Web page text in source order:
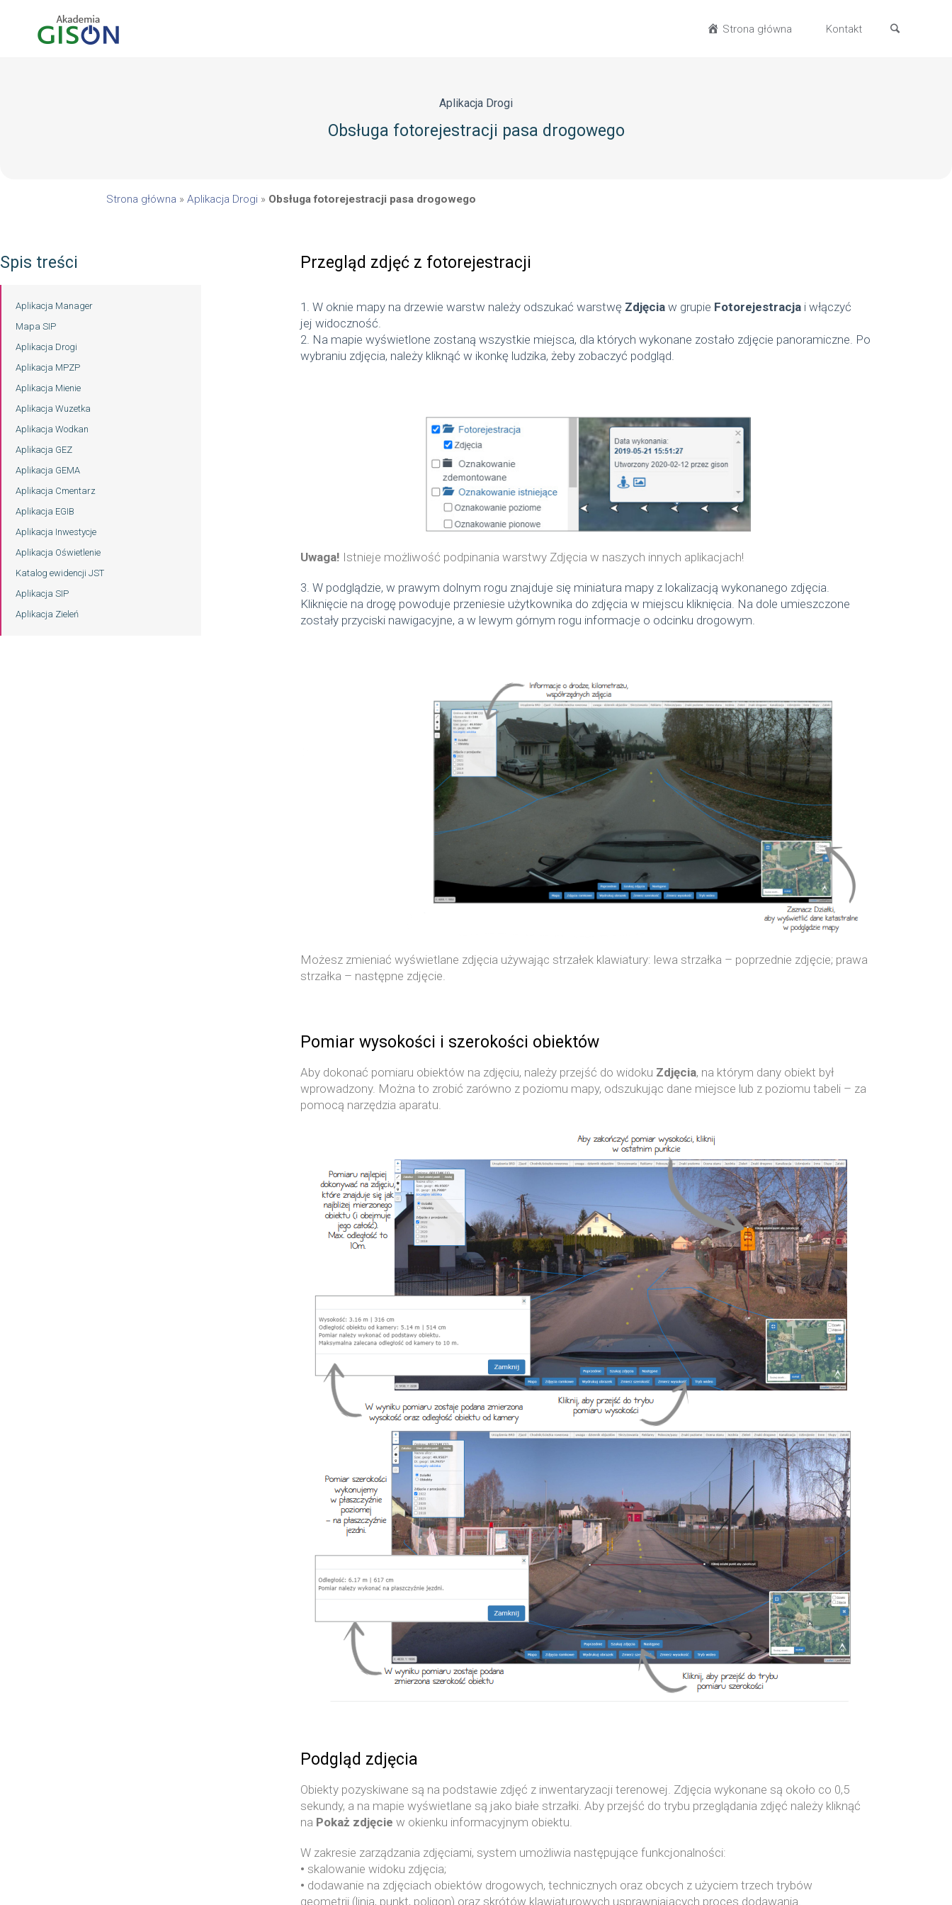
Strona główna Kontakt
Aplikacja Drogi
Obsługa fotorejestracji pasa drogowego
Strona główna »Aplikacja Drogi » Obsługa fotorejestracji pasa drogowego
Spis treści
Aplikacja Manager
Mapa SIP
Aplikacja Drogi
Aplikacja MPZP
Aplikacja Mienie
Aplikacja Wuzetka
Aplikacja Wodkan
Aplikacja GEZ
Aplikacja GEMA
Aplikacja Cmentarz
Aplikacja EGIB
Aplikacja Inwestycje
Aplikacja Oświetlenie
Katalog ewidencji JST
Aplikacja SIP
Aplikacja Zieleń
Przegląd zdjęć z fotorejestracji
1. W oknie mapy na drzewie warstw należy odszukać warstwę Zdjęcia w grupie Fotorejestracja i włączyć
jej widoczność.
2. Na mapie wyświetlone zostaną wszystkie miejsca, dla których wykonane zostało zdjęcie panoramiczne. Po
wybraniu zdjęcia, należy kliknąć w ikonkę ludzika, żeby zobaczyć podgląd.
Uwaga! Istnieje możliwość podpinania warstwy Zdjęcia w naszych innych aplikacjach!
3. W podglądzie, w prawym dolnym rogu znajduje się miniatura mapy z lokalizacją wykonanego zdjęcia.
Kliknięcie na drogę powoduje przeniesie użytkownika do zdjęcia w miejscu kliknięcia. Na dole umieszczone
zostały przyciski nawigacyjne, a w lewym górnym rogu informacje o odcinku drogowym.
Możesz zmieniać wyświetlane zdjęcia używając strzałek klawiatury: lewa strzałka – poprzednie zdjęcie; prawa
strzałka – następne zdjęcie.
Pomiar wysokości i szerokości obiektów
Aby dokonać pomiaru obiektów na zdjęciu, należy przejść do widoku Zdjęcia, na którym dany obiekt był
wprowadzony. Można to zrobić zarówno z poziomu mapy, odszukując dane miejsce lub z poziomu tabeli – za
pomocą narzędzia aparatu.
Podgląd zdjęcia
Obiekty pozyskiwane są na podstawie zdjęć z inwentaryzacji terenowej. Zdjęcia wykonane są około co 0,5
sekundy, a na mapie wyświetlane są jako białe strzałki. Aby przejść do trybu przeglądania zdjęć należy kliknąć
na Pokaż zdjęcie w okienku informacyjnym obiektu.
W zakresie zarządzania zdjęciami, system umożliwia następujące funkcjonalności:
• skalowanie widoku zdjęcia;
• dodawanie na zdjęciach obiektów drogowych, technicznych oraz obcych z użyciem trzech trybów
geometrii (linia, punkt, poligon) oraz skrótów klawiaturowych usprawniających proces dodawania.